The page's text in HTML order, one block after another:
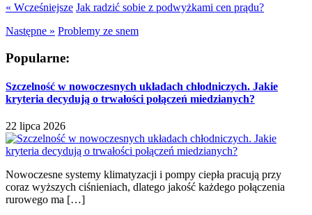
« Wcześniejsze Jak radzić sobie z podwyżkami cen prądu?
Następne » Problemy ze snem
Popularne:
Szczelność w nowoczesnych układach chłodniczych. Jakie
kryteria decydują o trwałości połączeń miedzianych?
22 lipca 2026
Nowoczesne systemy klimatyzacji i pompy ciepła pracują przy
coraz wyższych ciśnieniach, dlatego jakość każdego połączenia
rurowego ma […]